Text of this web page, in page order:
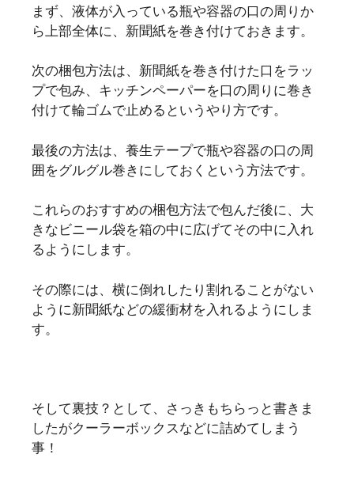
まず、液体が入っている瓶や容器の口の周りか
ら上部全体に、新聞紙を巻き付けておきます。
次の梱包方法は、新聞紙を巻き付けた口をラッ
プで包み、キッチンペーパーを口の周りに巻き
付けて輪ゴムで止めるというやり方です。
最後の方法は、養生テープで瓶や容器の口の周
囲をグルグル巻きにしておくという方法です。
これらのおすすめの梱包方法で包んだ後に、大
きなビニール袋を箱の中に広げてその中に入れ
るようにします。
その際には、横に倒れしたり割れることがない
ように新聞紙などの緩衝材を入れるようにしま
す。
そして裏技？として、さっきもちらっと書きま
したがクーラーボックスなどに詰めてしまう
事！